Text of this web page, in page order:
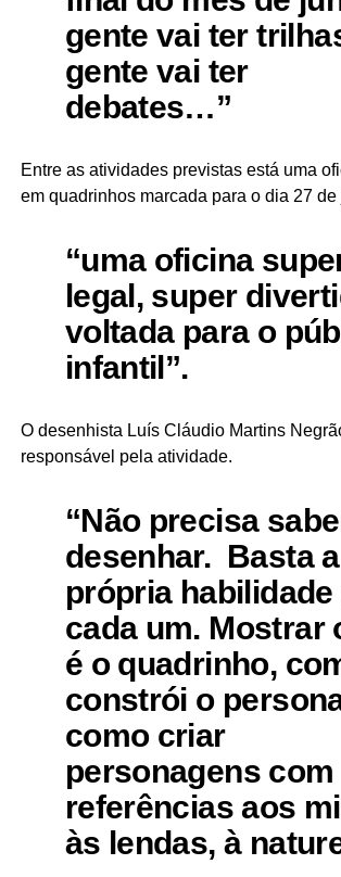
gente vai ter
gente vai ter
debates…”
Entre as atividades previstas está uma
em quadrinhos marcada para o dia 27 de
“uma oficina
legal, super
voltada para o
infantil”.
O desenhista Luís Cláudio Martins
responsável pela atividade.
“Não precisa
desenhar. Basta a
própria habilidade
cada um. Mostrar
é o quadrinho,
constrói o
como criar
personagens com
referências aos
às lendas, à